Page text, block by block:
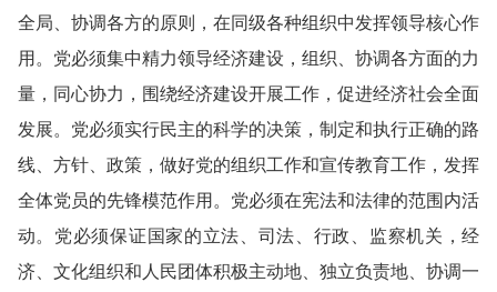
全局、协调各方的原则，在同级各种组织中发挥领导核心作
用。党必须集中精力领导经济建设，组织、协调各方面的力
量，同心协力，围绕经济建设开展工作，促进经济社会全面
发展。党必须实行民主的科学的决策，制定和执行正确的路
线、方针、政策，做好党的组织工作和宣传教育工作，发挥
全体党员的先锋模范作用。党必须在宪法和法律的范围内活
动。党必须保证国家的立法、司法、行政、监察机关，经
济、文化组织和人民团体积极主动地、独立负责地、协调一